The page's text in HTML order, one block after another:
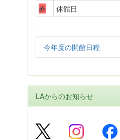
赤
休館日
今年度の開館日程
LAからのお知らせ